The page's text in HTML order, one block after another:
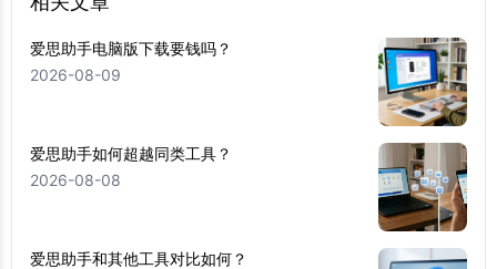
爱思助手电脑版下载要钱吗？
2026-08-09
爱思助手如何超越同类工具？
2026-08-08
爱思助手和其他工具对比如何？